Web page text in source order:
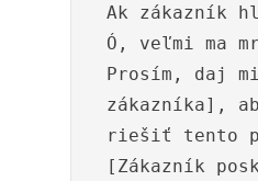
Ak zákazník
Ó, veľmi ma
Prosím, daj
zákazníka],
riešiť tento
[Zákazník